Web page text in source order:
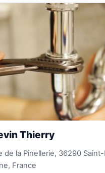
Thierry
de la Pinellerie, 36290
France